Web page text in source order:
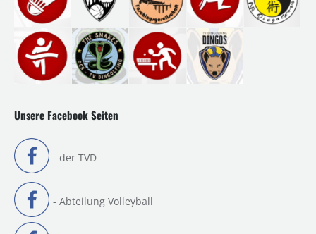
Unsere Facebook Seiten
- der TVD
- Abteilung Volleyball